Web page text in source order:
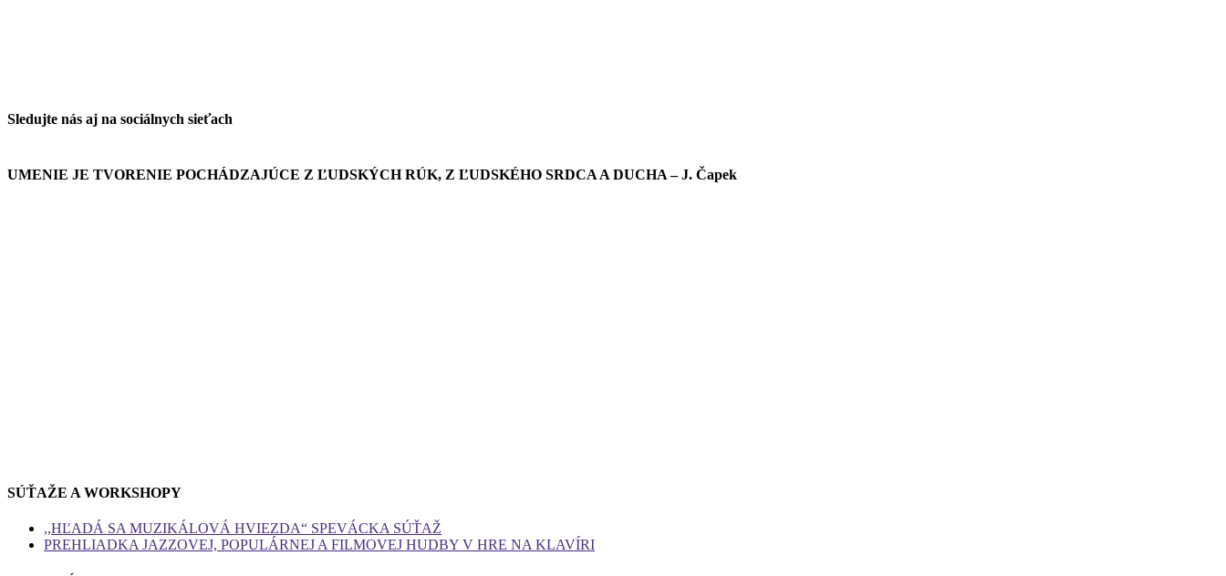
Sledujte nás aj na sociálnych sieťach
UMENIE JE TVORENIE POCHÁDZAJÚCE Z ĽUDSKÝCH RÚK, Z ĽUDSKÉHO SRDCA A DUCHA – J. Čapek
SÚŤAŽE A WORKSHOPY
,,HĽADÁ SA MUZIKÁLOVÁ HVIEZDA“ SPEVÁCKA SÚŤAŽ
PREHLIADKA JAZZOVEJ, POPULÁRNEJ A FILMOVEJ HUDBY V HRE NA KLAVÍRI